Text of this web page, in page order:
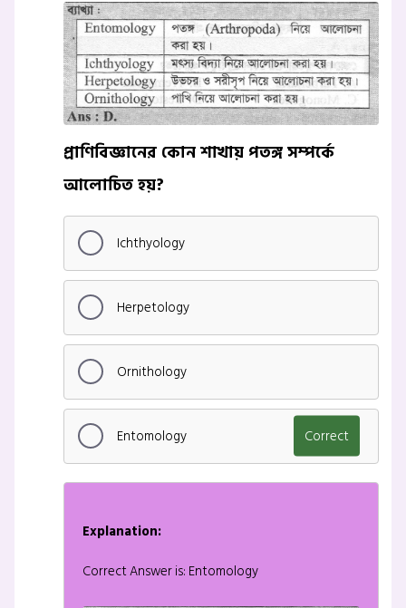
প্রাণিবিজ্ঞানের কোন শাখায় পতঙ্গ সম্পর্কে
আলোচিত হয়?
Ichthyology
Herpetology
Ornithology
Entomology Correct
Explanation:
Correct Answer is: Entomology